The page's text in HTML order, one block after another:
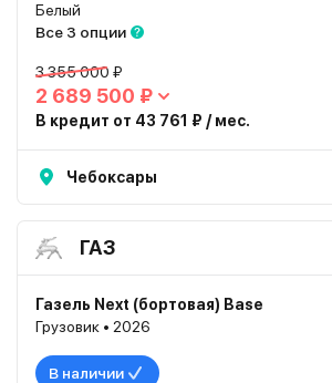
Белый
Все 3 опции
3 355 000 ₽
2 689 500 ₽
В кредит от 43 761 ₽ / мес.
Чебоксары
ГАЗ
Газель Next (бортовая) Base
Грузовик • 2026
В наличии